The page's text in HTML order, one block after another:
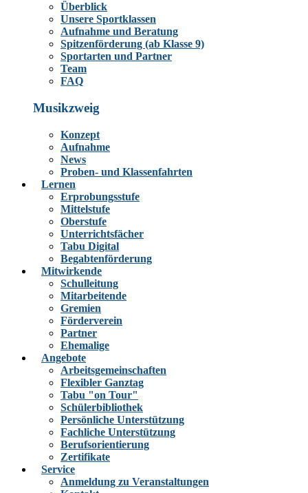
Überblick
Unsere Sportklassen
Aufnahme und Beratung
Spitzenförderung (ab Klasse 9)
Sportarten und Partner
Team
FAQ
Musikzweig
Konzept
Aufnahme
News
Proben- und Klassenfahrten
Lernen
Erprobungsstufe
Mittelstufe
Oberstufe
Unterrichtsfächer
Tabu Digital
Begabtenförderung
Mitwirkende
Schulleitung
Mitarbeitende
Gremien
Förderverein
Partner
Ehemalige
Angebote
Arbeitsgemeinschaften
Flexibler Ganztag
Tabu "on Tour"
Schülerbibliothek
Persönliche Unterstützung
Fachliche Unterstützung
Berufsorientierung
Zertifikate
Service
Anmeldung zu Veranstaltungen